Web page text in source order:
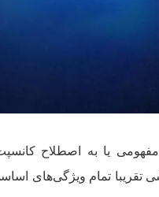
یا به اصطلاح
تقریبا تمام ویژگی‌های